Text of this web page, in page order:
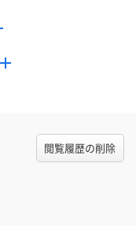
閲覧履歴の削除